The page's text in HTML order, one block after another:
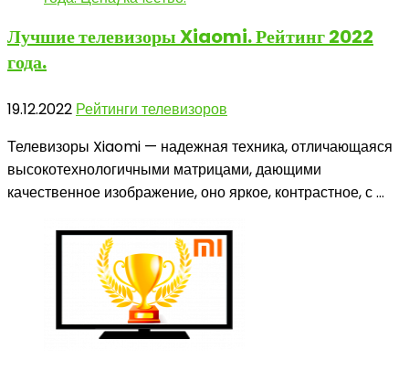
Лучшие телевизорыXiaomi. Рейтинг 2022
года.
19.12.2022 Рейтинги телевизоров
Телевизоры Xiaomi — надежная техника, отличающаяся
высокотехнологичными матрицами, дающими
качественное изображение, оно яркое, контрастное, с ...